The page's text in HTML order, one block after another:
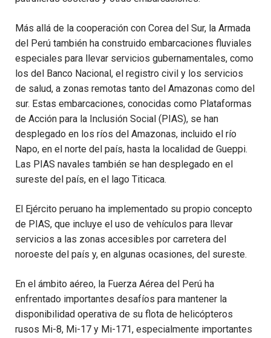
Más allá de la cooperación con Corea del Sur, la Armada
del Perú también ha construido embarcaciones fluviales
especiales para llevar servicios gubernamentales, como
los del Banco Nacional, el registro civil y los servicios
de salud, a zonas remotas tanto del Amazonas como del
sur. Estas embarcaciones, conocidas como Plataformas
de Acción para la Inclusión Social (PIAS), se han
desplegado en los ríos del Amazonas, incluido el río
Napo, en el norte del país, hasta la localidad de Gueppi.
Las PIAS navales también se han desplegado en el
sureste del país, en el lago Titicaca.
El Ejército peruano ha implementado su propio concepto
de PIAS, que incluye el uso de vehículos para llevar
servicios a las zonas accesibles por carretera del
noroeste del país y, en algunas ocasiones, del sureste.
En el ámbito aéreo, la Fuerza Aérea del Perú ha
enfrentado importantes desafíos para mantener la
disponibilidad operativa de su flota de helicópteros
rusos Mi-8, Mi-17 y Mi-171, especialmente importantes